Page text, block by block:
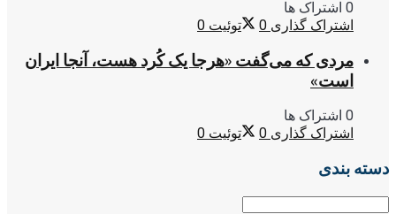
0 اشتراک ها
اشتراک گذاری 0 توئیت 0
مردی که می‌گفت «هرجا یک کُرد هست، آنجا ایران
است»
0 اشتراک ها
اشتراک گذاری 0 توئیت 0
دسته بندی
دسته